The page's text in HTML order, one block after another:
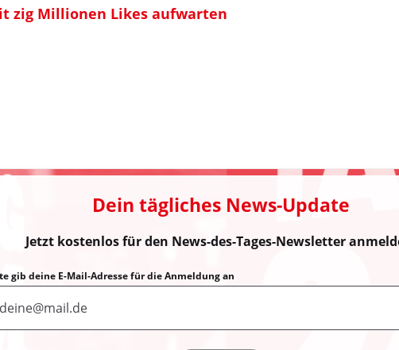
zig Millionen Likes aufwarten
Dein tägliches News-Update
Jetzt kostenlos für den News-des-Tages-Newsletter
gib deine E-Mail-Adresse für die Anmeldung an